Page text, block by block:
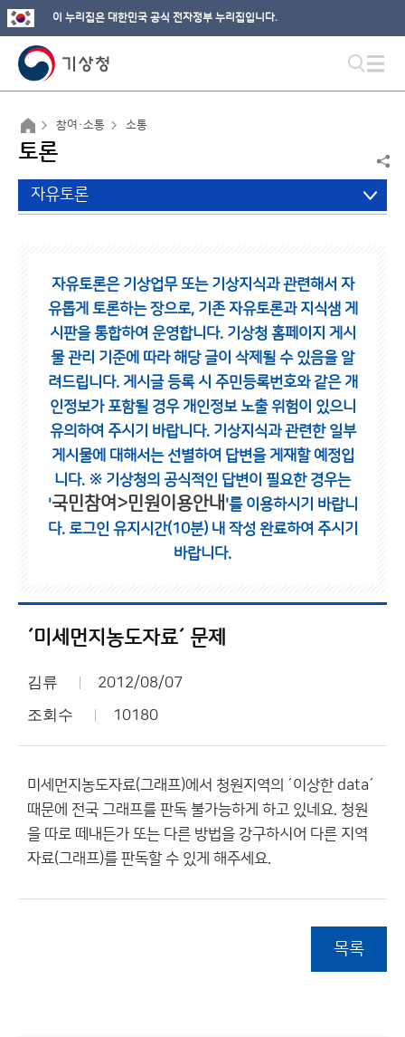
이 누리집은 대한민국 공식 전자정부 누리집입니다.
참여·소통 소통
토론
자유토론
자유토론은 기상업무 또는 기상지식과 관련해서 자
유롭게 토론하는 장으로, 기존 자유토론과 지식샘 게
시판을 통합하여 운영합니다. 기상청 홈페이지 게시
물 관리 기준에 따라 해당 글이 삭제될 수 있음을 알
려드립니다. 게시글 등록 시 주민등록번호와 같은 개
인정보가 포함될 경우 개인정보 노출 위험이 있으니
유의하여 주시기 바랍니다. 기상지식과 관련한 일부
게시물에 대해서는 선별하여 답변을 게재할 예정입
니다. ※ 기상청의 공식적인 답변이 필요한 경우는
'국민참여>민원이용안내 '를 이용하시기 바랍니
다. 로그인 유지시간(10분) 내 작성 완료하여 주시기
바랍니다.
´미세먼지농도자료´ 문제
김류 2012/08/07
조회수 10180
미세먼지농도자료(그래프)에서 청원지역의 ´이상한 data´
때문에 전국 그래프를 판독 불가능하게 하고 있네요. 청원
을 따로 떼내든가 또는 다른 방법을 강구하시어 다른 지역
자료(그래프)를 판독할 수 있게 해주세요.
목록